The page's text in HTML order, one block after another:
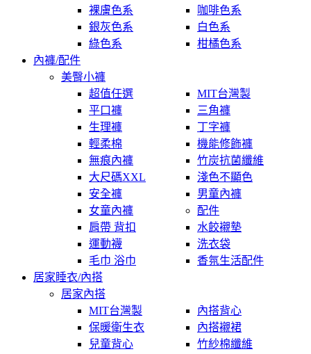
裸膚色系
咖啡色系
銀灰色系
白色系
綠色系
柑橘色系
內褲/配件
美臀小褲
超值任選
MIT台灣製
平口褲
三角褲
生理褲
丁字褲
輕柔棉
機能修飾褲
無痕內褲
竹炭抗菌纖維
大尺碼XXL
淺色不顯色
安全褲
男童內褲
女童內褲
配件
肩帶 背扣
水餃襯墊
運動襪
洗衣袋
毛巾 浴巾
香氛生活配件
居家睡衣/內搭
居家內搭
MIT台灣製
內搭背心
保暖衛生衣
內搭襯裙
兒童背心
竹紗棉纖維